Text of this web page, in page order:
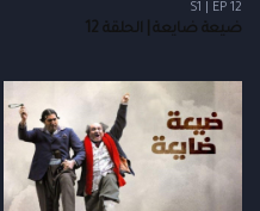
S1 | EP 12
ضيعة ضايعة | الحلقة 12